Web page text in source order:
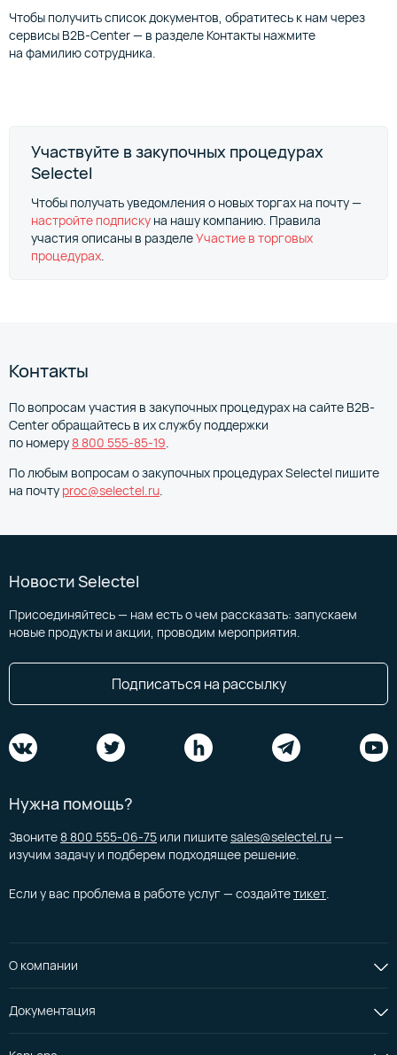
Чтобы получить список документов, обратитесь к нам через
сервисы B2B-Center — в разделе Контакты нажмите
на фамилию сотрудника.
Участвуйте в закупочных процедурах
Selectel
Чтобы получать уведомления о новых торгах на почту —
настройте подписку на нашу компанию. Правила
участия описаны в разделеУчастие в торговых
процедурах.
Контакты
По вопросам участия в закупочных процедурах на сайте B2B-
Center обращайтесь в их службу поддержки
по номеру 8 800 555‑85‑19.
По любым вопросам о закупочных процедурах Selectel пишите
на почту proc@selectel.ru.
Новости Selectel
Присоединяйтесь — нам есть о чем рассказать: запускаем
новые продукты и акции, проводим мероприятия.
Подписаться на рассылку
Нужна помощь?
Звоните 8 800 555-06-75 или пишитеsales@selectel.ru—
изучим задачу и подберем подходящее решение.
Если у вас проблема в работе услуг — создайтетикет
О компании
Документация